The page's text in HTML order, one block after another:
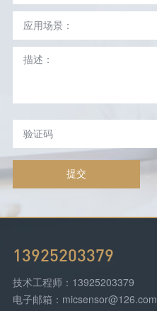
提交
13925203379
技术工程师：13925203379
电子邮箱：micsensor@126.com